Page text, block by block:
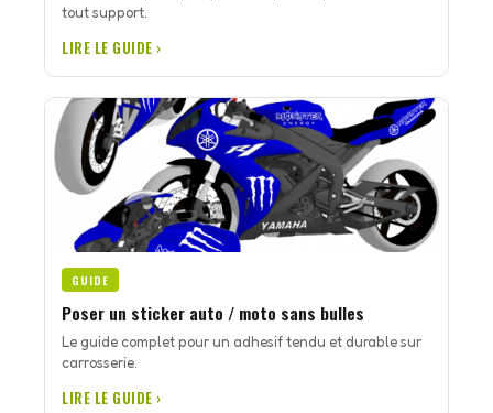
tout support.
LIRE LE GUIDE ›
GUIDE
Poser un sticker auto / moto sans bulles
Le guide complet pour un adhesif tendu et durable sur
carrosserie.
LIRE LE GUIDE ›